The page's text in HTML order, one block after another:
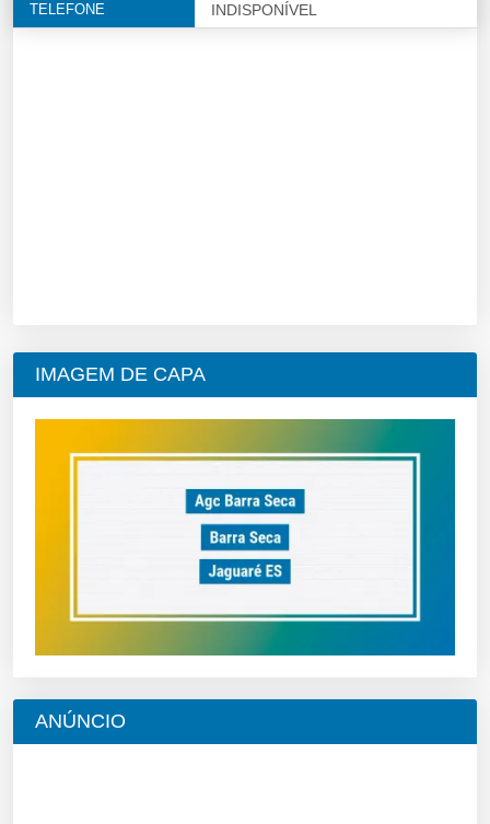
TELEFONE INDISPONÍVEL
IMAGEM DE CAPA
ANÚNCIO